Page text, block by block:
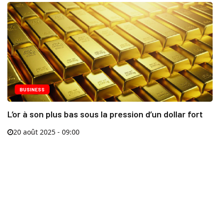
BUSINESS
L’or à son plus bas sous la pression d’un dollar fort
20 août 2025 - 09:00